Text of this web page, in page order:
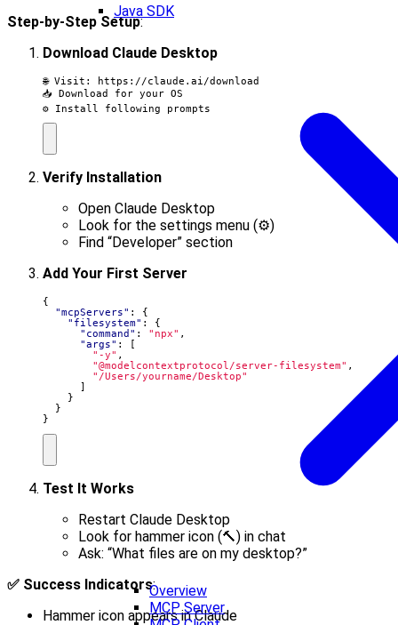
Java SDK
Overview
MCP Server
Step-by-Step Setup:
Download Claude Desktop
🌐 Visit: https://claude.ai/download
📥 Download for your OS
⚙️ Install following prompts
Verify Installation
Open Claude Desktop
Look for the settings menu (⚙️)
Find “Developer” section
Add Your First Server
{
"mcpServers" :
{
"filesystem" :
{
"command" : "npx" ,
"args" :
[
"-y" ,
"@modelcontextprotocol/server-filesystem" ,
"/Users/yourname/Desktop"
]
}
}
}
Test It Works
Restart Claude Desktop
Look for hammer icon (🔨) in chat
Ask: “What files are on my desktop?”
✅ Success Indicators:
Hammer icon appears in Claude